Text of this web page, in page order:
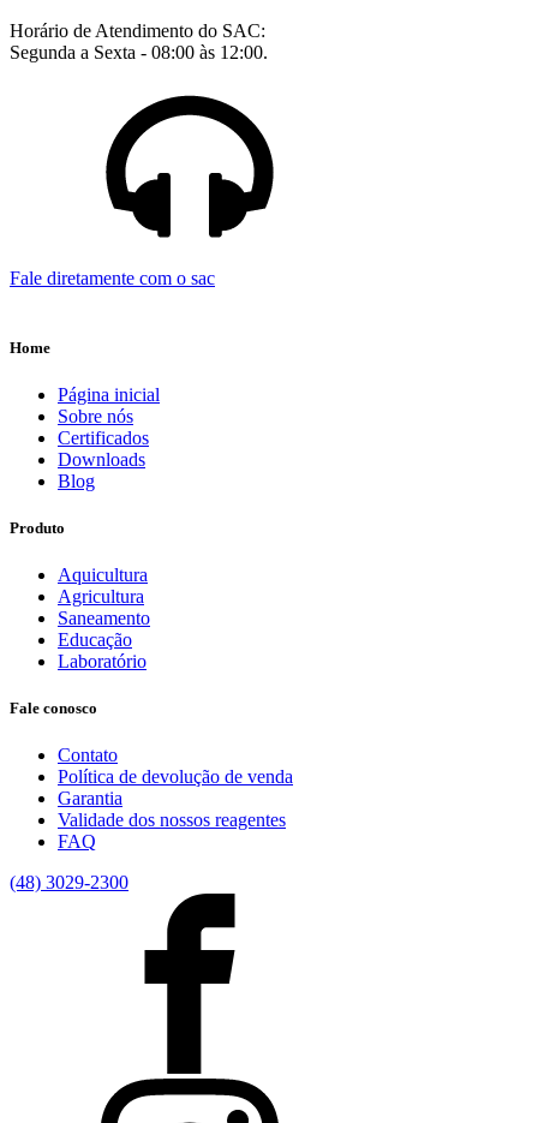
Horário de Atendimento do SAC:
Segunda a Sexta - 08:00 às 12:00.
Fale diretamente com o sac
Home
Página inicial
Sobre nós
Certificados
Downloads
Blog
Produto
Aquicultura
Agricultura
Saneamento
Educação
Laboratório
Fale conosco
Contato
Política de devolução de venda
Garantia
Validade dos nossos reagentes
FAQ
(48) 3029-2300